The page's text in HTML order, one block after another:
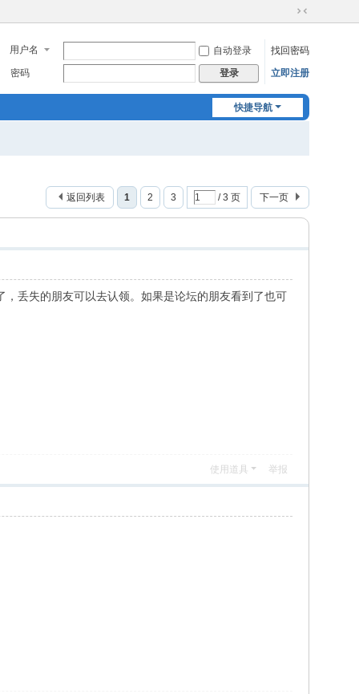
切
到
窄
用户名 自动登录
找回密码
密码
登录 立即注册
快捷导航
1 2 3 / 3 页 下一页
返回列表
丢失的朋友可以去认领。如果是论坛的朋友看到了也可
使用道具 举报